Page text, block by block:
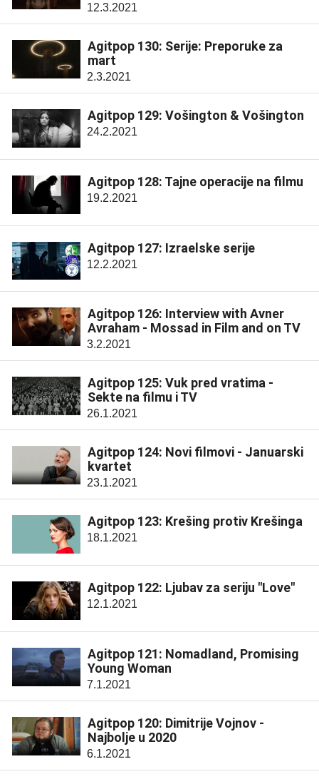
12.3.2021
Agitpop 130: Serije: Preporuke za
mart
2.3.2021
Agitpop 129: Vošington & Vošington
24.2.2021
Agitpop 128: Tajne operacije na filmu
19.2.2021
Agitpop 127: Izraelske serije
12.2.2021
Agitpop 126: Interview with Avner
Avraham - Mossad in Film and on TV
3.2.2021
Agitpop 125: Vuk pred vratima -
Sekte na filmu i TV
26.1.2021
Agitpop 124: Novi filmovi - Januarski
kvartet
23.1.2021
Agitpop 123: Krešing protiv Krešinga
18.1.2021
Agitpop 122: Ljubav za seriju "Love"
12.1.2021
Agitpop 121: Nomadland, Promising
Young Woman
7.1.2021
Agitpop 120: Dimitrije Vojnov -
Najbolje u 2020
6.1.2021